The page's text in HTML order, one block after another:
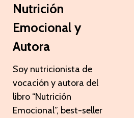
Nutrición
Emocional y
Autora
Soy nutricionista de
vocación y autora del
libro “Nutrición
Emocional”, best-seller